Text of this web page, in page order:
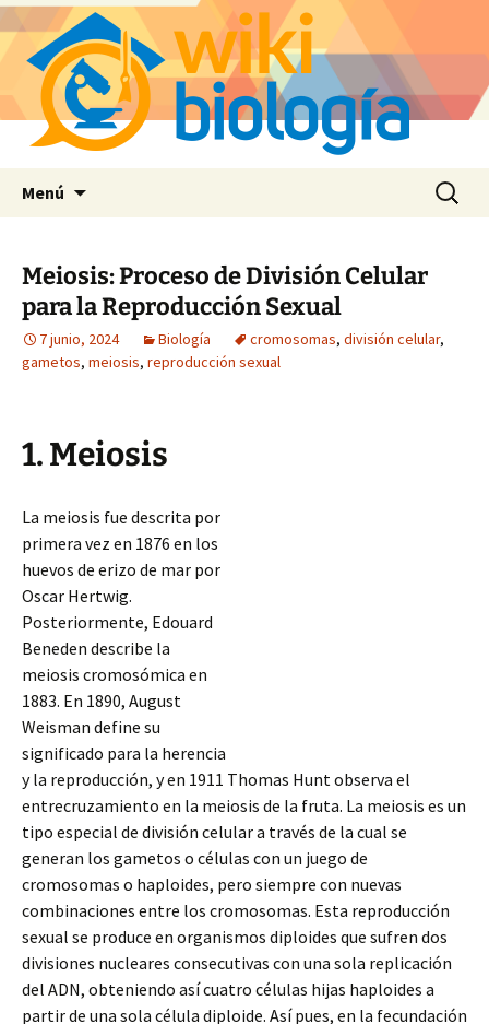
Menú Buscar:
Meiosis: Proceso de División Celular
para la Reproducción Sexual
7 junio, 2024 Biología cromosomas, división celular,
gametos, meiosis, reproducción sexual
1. Meiosis
La meiosis fue descrita por
primera vez en 1876 en los
huevos de erizo de mar por
Oscar Hertwig.
Posteriormente, Edouard
Beneden describe la
meiosis cromosómica en
1883. En 1890, August
Weisman define su
significado para la herencia
y la reproducción, y en 1911 Thomas Hunt observa el
entrecruzamiento en la meiosis de la fruta. La meiosis es un
tipo especial de división celular a través de la cual se
generan los gametos o células con un juego de
cromosomas o haploides, pero siempre con nuevas
combinaciones entre los cromosomas. Esta reproducción
sexual se produce en organismos diploides que sufren dos
divisiones nucleares consecutivas con una sola replicación
del ADN, obteniendo así cuatro células hijas haploides a
partir de una sola célula diploide. Así pues, en la fecundación